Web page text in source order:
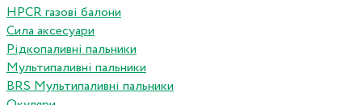
HPCR газові балони
Сила аксесуари
Рідкопаливні пальники
Мультипаливні пальники
BRS Мультипаливні пальники